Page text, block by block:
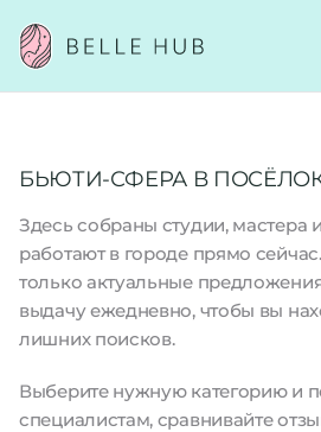
БЬЮТИ-СФЕРА В
Здесь собраны студии, мастера
работают в городе прямо
только актуальные
выдачу ежедневно, чтобы вы
лишних поисков.
Выберите нужную категорию и
специалистам, сравнивайте